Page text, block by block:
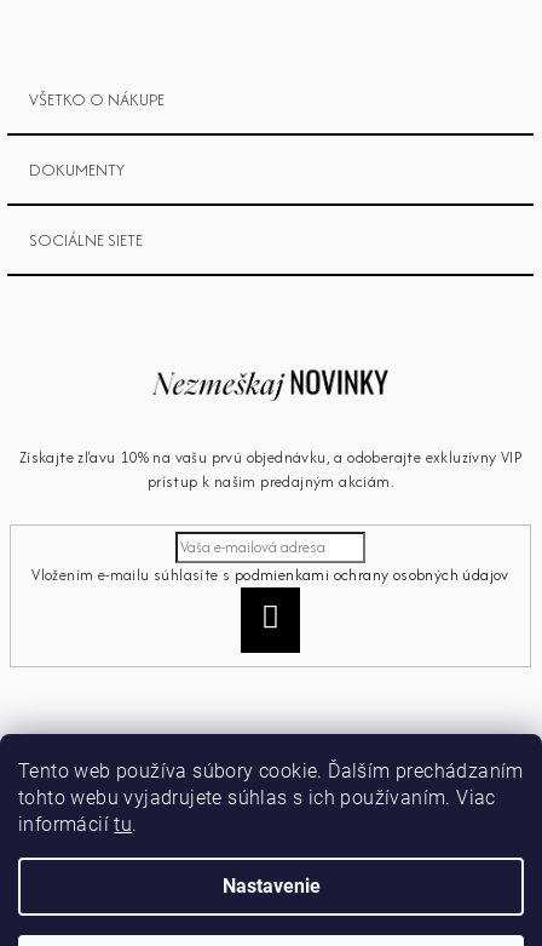
Tento web používa súbory cookie. Ďalším prechádzaním
tohto webu vyjadrujete súhlas s ich používaním. Viac
informáciítu.
Nastavenie
VŠETKO O NÁKUPE
DOKUMENTY
SOCIÁLNE SIETE
Získajte zľavu 10% na vašu prvú objednávku, a odoberajte exkluzívny VIP
prístup k našim predajným akciám.
Vložením e-mailu súhlasíte s podmienkami ochrany osobných údajov
Ako nakupovať
Obchodné podmienky
Copyright 2026miamiacollection. Všetky práva vyhradené.